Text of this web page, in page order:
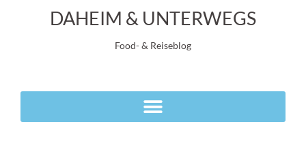
DAHEIM & UNTERWEGS
Food- & Reiseblog